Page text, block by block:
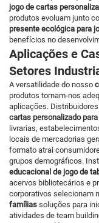
jogo de cartas
produtos evoluam junto
presente ecológica para
benefícios no
Aplicações e
Setores
A versatilidade do nosso
produtos tornam-nos
aplicações.
cartas personalizado
livrarias,
locais de mercadorias
formato atrai
grupos demográficos.
educacional de jogo de
acervos bibliotecários e
corporativos selecionam
famílias soluções para
atividades de team